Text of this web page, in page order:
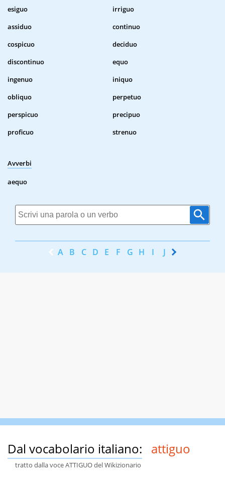
esiguo
irriguo
assiduo
continuo
cospicuo
deciduo
discontinuo
equo
ingenuo
iniquo
obliquo
perpetuo
perspicuo
precipuo
proficuo
strenuo
Avverbi
aequo
A B C D E F G H I J K
Dal vocabolario italiano: attiguo
tratto dalla voce ATTIGUO del Wikizionario